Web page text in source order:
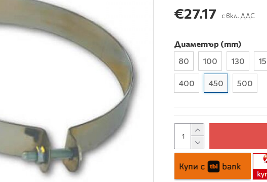
€27.17 с вкл. ДДС
Диаметър (mm)
80
100 130
400 450 500